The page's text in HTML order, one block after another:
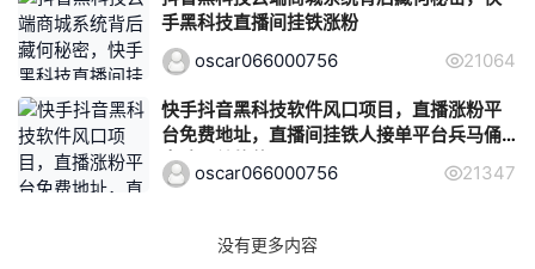
手黑科技直播间挂铁涨粉
oscar066000756
21064
快手抖音黑科技软件风口项目，直播涨粉平
台免费地址，直播间挂铁人接单平台兵马俑
自助下单软件
oscar066000756 21347
没有更多内容